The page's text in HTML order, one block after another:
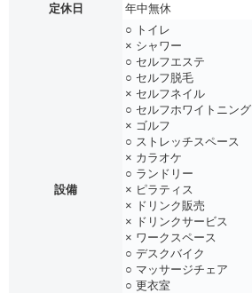
定休日
年中無休
設備
○ トイレ
× シャワー
○ セルフエステ
○ セルフ脱毛
× セルフネイル
○ セルフホワイトニング
× ゴルフ
○ ストレッチスペース
× カラオケ
○ ランドリー
× ピラティス
× ドリンク販売
× ドリンクサービス
× ワークスペース
○ デスクバイク
○ マッサージチェア
○ 更衣室